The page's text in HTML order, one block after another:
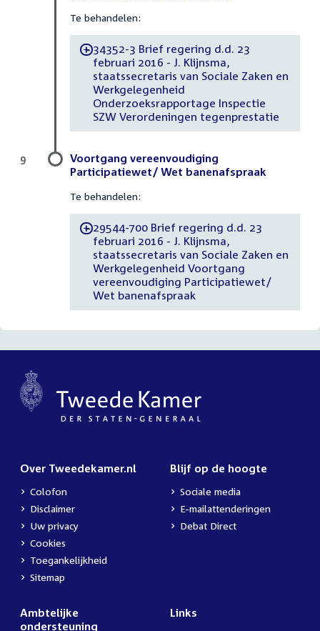
Te behandelen:
-34352-3 Brief regering d.d. 23
februari 2016 - J. Klijnsma,
staatssecretaris van Sociale Zaken en
Werkgelegenheid
Onderzoeksrapportage Inspectie
SZW Verordeningen tegenprestatie
Voortgang vereenvoudiging
Participatiewet/ Wet banenafspraak
Te behandelen:
-29544-700 Brief regering d.d. 23
februari 2016 - J. Klijnsma,
staatssecretaris van Sociale Zaken en
Werkgelegenheid Voortgang
vereenvoudiging Participatiewet/
Wet banenafspraak
9
Over Tweedekamer.nl
Colofon
Disclaimer
Uw privacy
Cookies
Toegankelijkheid
Sitemap
Blijf op de hoogte
Sociale media
E-mailattenderingen
Debat Direct
Ambtelijke
ondersteuning
Links